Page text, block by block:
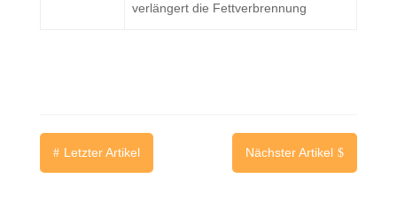
verlängert die Fettverbrennung
# Letzter Artikel Nächster Artikel $